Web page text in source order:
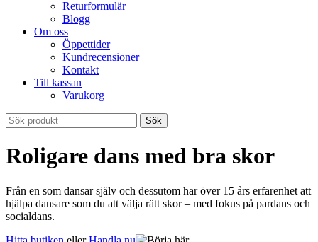
Returformulär
Blogg
Om oss
Öppettider
Kundrecensioner
Kontakt
Till kassan
Varukorg
Roligare dans med bra skor
Från en som dansar själv och dessutom har över 15 års erfarenhet att
hjälpa dansare som du att välja rätt skor – med fokus på pardans och
socialdans.